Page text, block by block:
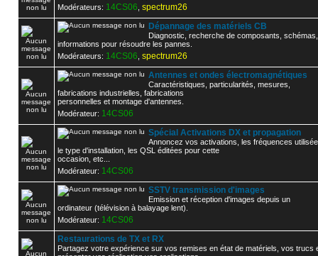
Modérateurs: 14CS06 spectrum26
Dépannage des matériels CB
Diagnostic, recherche de composants, schémas,
informations pour résoudre les pannes.
Modérateurs: 14CS06 spectrum26
Antennes et ondes électromagnétiques
Caractéristiques, particularités, mesures,
fabrications industrielles, fabrications
personnelles et montage d'antennes.
Modérateur: 14CS06
Spécial Activations DX et propagation
Annoncez vos activations, les fréquences
le type d'installation, les QSL éditées pour cette
occasion, etc...
Modérateur: 14CS06
SSTV transmission d'images
Emission et réception d'images depuis un
ordinateur (télévision à balayage lent).
Modérateur: 14CS06
Restaurations de TX et RX
Partagez votre expérience sur vos remises en état de matériels, vos trucs